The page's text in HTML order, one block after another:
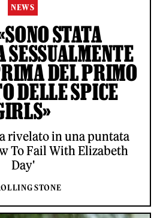
NEWS
STATA
SESSUALMENTE
DEL PRIMO
DELLE SPICE
rivelato in una puntata
To Fail With Elizabeth
Day'
STONE